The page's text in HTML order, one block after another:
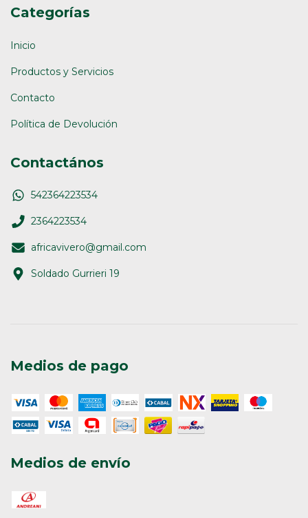
Categorías
Inicio
Productos y Servicios
Contacto
Política de Devolución
Contactános
542364223534
2364223534
africavivero@gmail.com
Soldado Gurrieri 19
Medios de pago
Medios de envío